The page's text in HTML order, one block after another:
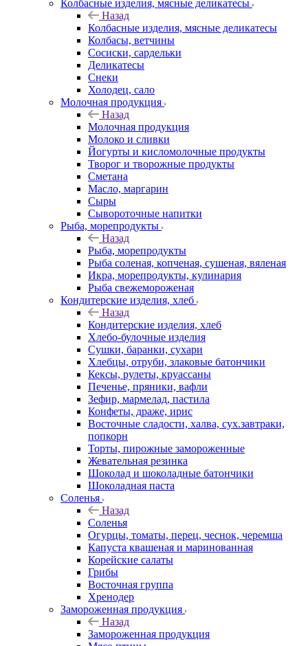
Колбасные изделия, мясные деликатесы
Назад
Колбасные изделия, мясные деликатесы
Колбасы, ветчины
Сосиски, сардельки
Деликатесы
Снеки
Холодец, сало
Молочная продукция
Назад
Молочная продукция
Молоко и сливки
Йогурты и кисломолочные продукты
Творог и творожные продукты
Сметана
Масло, маргарин
Сыры
Сывороточные напитки
Рыба, морепродукты
Назад
Рыба, морепродукты
Рыба соленая, копченая, сушеная, вяленая
Икра, морепродукты, кулинария
Рыба свежемороженая
Кондитерские изделия, хлеб
Назад
Кондитерские изделия, хлеб
Хлебо-булочные изделия
Сушки, баранки, сухари
Хлебцы, отруби, злаковые батончики
Кексы, рулеты, круассаны
Печенье, пряники, вафли
Зефир, мармелад, пастила
Конфеты, драже, ирис
Восточные сладости, халва, сух.завтраки,
попкорн
Торты, пирожные замороженные
Жевательная резинка
Шоколад и шоколадные батончики
Шоколадная паста
Соленья
Назад
Соленья
Огурцы, томаты, перец, чеснок, черемша
Капуста квашеная и маринованная
Корейские салаты
Грибы
Восточная группа
Хренодер
Замороженная продукция
Назад
Замороженная продукция